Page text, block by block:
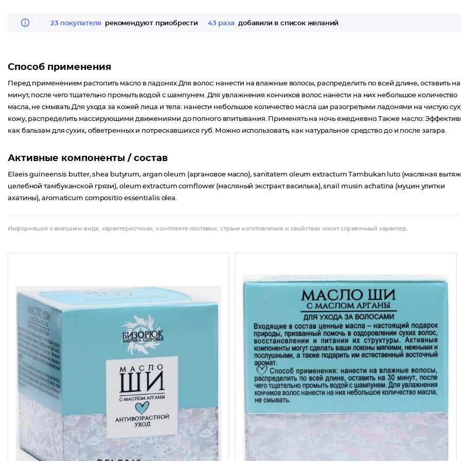
23 покупателя рекомендуют приобрести 43 раза добавили в список желаний
Способ применения
Перед применением растопить масло в ладонях.Для волос: нанести на влажные волосы, распределить по всей длине, оставить на
минут, после чего тщательно промыть водой с шампунем. Для увлажнения кончиков волос нанести на них небольшое количество
масла, не смывать.Для ухода за кожей лица и тела: нанести небольшое количество масла ши разогретыми ладонями на чистую
кожу, распределить массирующими движениями до полного впитывания. Применять на ночь ежедневно.Также масло:
как бальзам для сухих, обветренных и потрескавшихся губ. Можно использовать, как натуральное средство до и после загара.
Активные компоненты / состав
Еlaeis guineensis butter, shea butyrum, argan oleum (аргановое масло), sanitatem oleum extractum Tambukan luto (масляная
целебной тамбуканской грязи), oleum extractum cornflower (масляный экстракт василька), snail musin аchatina (муцин улитки
ахатины), aromaticum compositio essentialis olea.
Информация о внешнем виде, характеристиках, комплекте поставки, стране изготовления и свойствах носит справочный характер.